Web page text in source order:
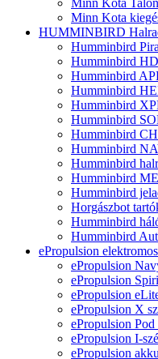
Minn Kota
HUMMINBIRD
Humminbird
Humminbird
Humminbird
Humminbird
Humminbird
Humminbird
Humminbird
Humminbird
Humminbird
Humminbird
Humminbird
Horgászbot
Humminbird
Humminbird
ePropulsion
ePropulsion
ePropulsion
ePropulsion
ePropulsion X
ePropulsion
ePropulsion I-
ePropulsion